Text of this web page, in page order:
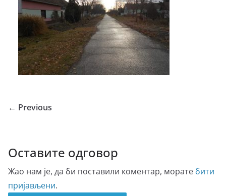
← Previous
Оставите одговор
Жао нам је, да би поставили коментар, морате бити
пријављени.